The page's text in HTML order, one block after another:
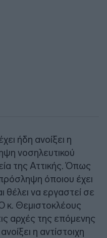
ήδη ανοίξει η
νοσηλευτικού
της Αττικής. Όπως
όποιου έχει
θέλει να εργαστεί σε
κ. Θεμιστοκλέους
αρχές της επόμενης
η αντίστοιχη